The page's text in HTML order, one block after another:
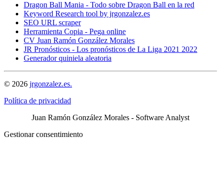
Dragon Ball Mania - Todo sobre Dragon Ball en la red
Keyword Research tool by jrgonzalez.es
SEO URL scraper
Herramienta Copia - Pega online
CV Juan Ramón González Morales
JR Pronósticos - Los pronósticos de La Liga 2021 2022
Generador quiniela aleatoria
© 2026 jrgonzalez.es.
Política de privacidad
Juan Ramón González Morales - Software Analyst
Gestionar consentimiento